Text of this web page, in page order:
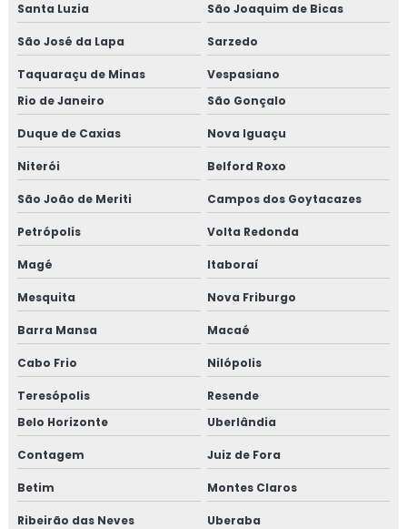
Laudo pgr
Laudos de saude e segurança do trabalho
Laudos de segurança do trabalho
Laudos segurança do trabalho esocial
Laudos de sst
Ltcat evento esocial
Ltcat orçamento
Ltcat preço
Ltcat renovação
Manutenção de elevadores em belo horizonte
Manutenção de elevadores bh
Mobilização de pessoal e equipamentos
Orçamento ltcat
Santa Luzia São Joaquim de Bicas
São José da Lapa Sarzedo
Taquaraçu de Minas
Vespasiano
Rio de Janeiro
São Gonçalo
Duque de Caxias Nova Iguaçu
Niterói Belford Roxo
São João de Meriti Campos dos Goytacazes
Petrópolis Volta Redonda
Magé Itaboraí
Mesquita Nova Friburgo
Barra Mansa Macaé
Cabo Frio Nilópolis
Teresópolis
Resende
Belo Horizonte
Uberlândia
Contagem Juiz de Fora
Betim Montes Claros
Ribeirão das Neves Uberaba